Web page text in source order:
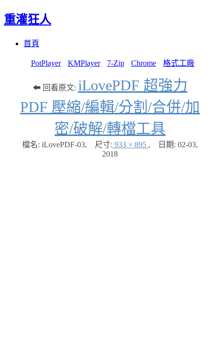
重灌狂人
首頁
PotPlayer KMPlayer 7-Zip Chrome 格式工廠
⬅ 回看原文: iLovePDF 超強力
PDF 壓縮/編輯/分割/合併/加
密/破解/轉檔工具
檔名: iLovePDF-03, 尺寸: 933 × 895 , 日期: 02-03,
2018